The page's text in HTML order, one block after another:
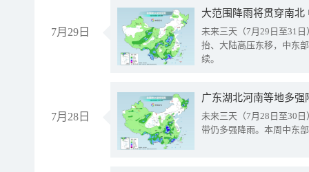
7月29日
大范围降雨将贯穿南
未来三天（7月29日至31
抬、大陆高压东移，中东
续。
7月28日
广东湖北河南等地多
未来三天（7月28日至30
带仍多强降雨。本周中东